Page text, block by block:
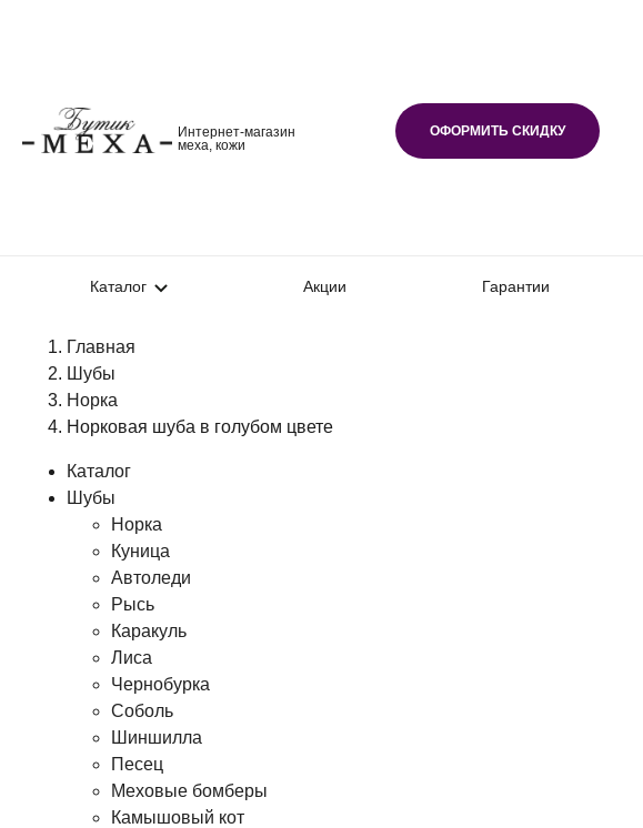
Интернет-магазин
меха, кожи
ОФОРМИТЬ СКИДКУ
Каталог Акции Гарантии
Главная
Шубы
Норка
Норковая шуба в голубом цвете
Каталог
Шубы
Норка
Куница
Автоледи
Рысь
Каракуль
Лиса
Чернобурка
Соболь
Шиншилла
Песец
Меховые бомберы
Камышовый кот